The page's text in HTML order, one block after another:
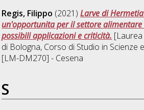
Regis, Filippo (2021)Larve di
un'opportunita per il settore
possibili applicazioni e criticità. [Laurea
di Bologna, Corso di Studio in Scienze
[LM-DM270] - Cesena
S